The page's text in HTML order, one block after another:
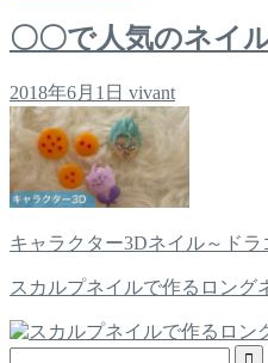
〇〇で人気のネイ
2018年6月1日 vivant
キャラクター3Dネイル～ド
スカルプネイルで作るロング